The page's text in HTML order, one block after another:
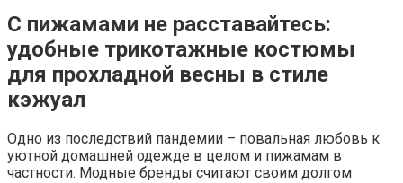
С пижамами не расставайтесь:
удобные трикотажные костюмы
для прохладной весны в стиле
кэжуал
Одно из последствий пандемии – повальная любовь к
уютной домашней одежде в целом и пижамам в
частности. Модные бренды считают своим долгом